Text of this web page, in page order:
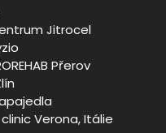
Jitrocel
Přerov
Verona, Itálie